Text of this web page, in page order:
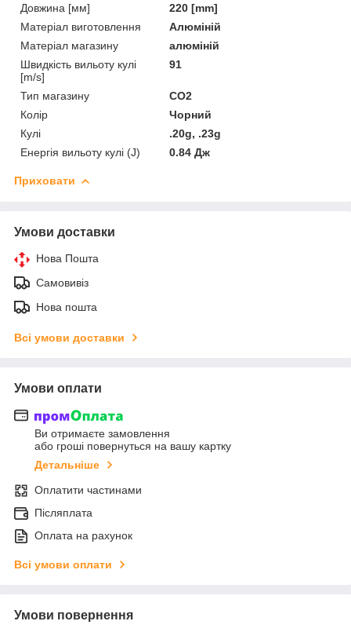
Довжина [мм]
220 [mm]
Матеріал виготовлення
Алюміній
Матеріал магазину
алюміній
Швидкість вильоту кулі
[m/s]
91
Тип магазину
СО2
Колір
Чорний
Кулі
.20g, .23g
Енергія вильоту кулі (J)
0.84 Дж
Приховати
Умови доставки
Нова Пошта
Самовивіз
Нова пошта
Всі умови доставки
Умови оплати
Ви отримаєте замовлення
або гроші повернуться на вашу картку
Детальніше
Оплатити частинами
Післяплата
Оплата на рахунок
Всі умови оплати
Умови повернення